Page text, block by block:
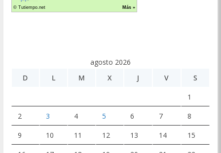
agosto 2026
D
L M X J V S
1
2 3 4 5 6 7 8
9 10 11 12 13 14 15